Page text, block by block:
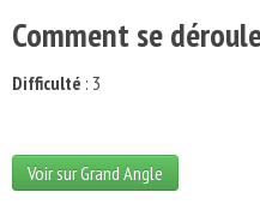
Comment se
Difficulté : 3
Voir sur Grand Angle